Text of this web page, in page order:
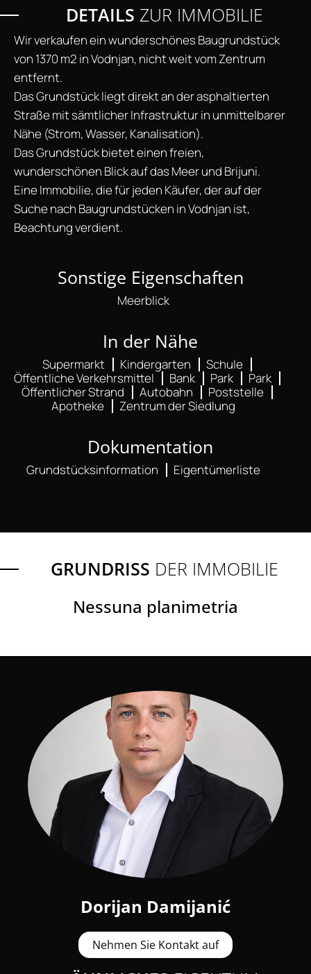
DETAILS ZUR IMMOBILIE
Wir verkaufen ein wunderschönes Baugrundstück
von 1370 m2 in Vodnjan, nicht weit vom Zentrum
entfernt.
Das Grundstück liegt direkt an der asphaltierten
Straße mit sämtlicher Infrastruktur in unmittelbarer
Nähe (Strom, Wasser, Kanalisation).
Das Grundstück bietet einen freien,
wunderschönen Blick auf das Meer und Brijuni.
Eine Immobilie, die für jeden Käufer, der auf der
Suche nach Baugrundstücken in Vodnjan ist,
Beachtung verdient.
Sonstige Eigenschaften
Meerblick
In der Nähe
Supermarkt Kindergarten
Schule
Öffentliche Verkehrsmittel
Bank Park
Park
Öffentlicher Strand
Autobahn
Poststelle
Apotheke
Zentrum der Siedlung
Dokumentation
Grundstücksinformation Eigentümerliste
GRUNDRISS DER IMMOBILIE
Nessuna planimetria
Dorijan Damijanić
Nehmen Sie Kontakt auf